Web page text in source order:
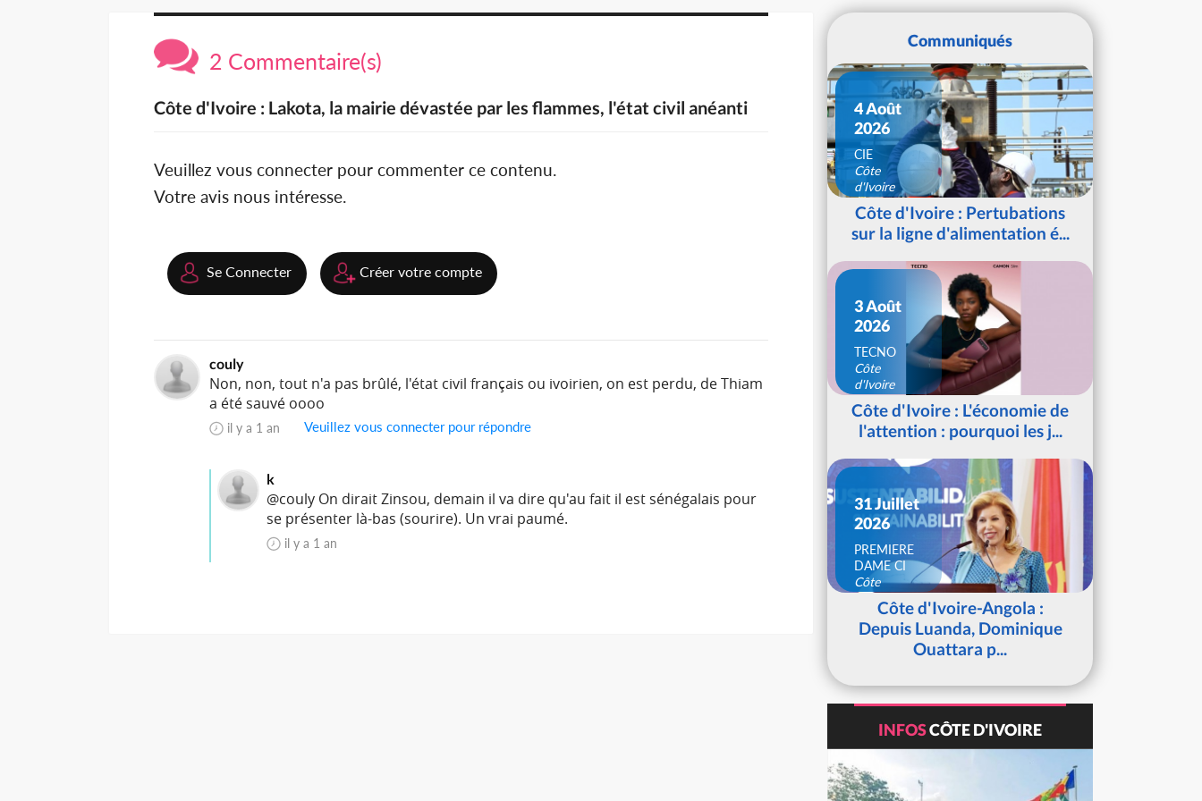
2 Commentaire(s)
Côte d'Ivoire : Lakota, la mairie dévastée par les flammes, l'état civil anéanti
Veuillez vous connecter pour commenter ce contenu.
Votre avis nous intéresse.
Se Connecter Créer votre compte
couly
Non, non, tout n'a pas brûlé, l'état civil français ou ivoirien, on est perdu, de Thiam
a été sauvé oooo
il y a 1 an Veuillez vous connecter pour répondre
k
@couly On dirait Zinsou, demain il va dire qu'au fait il est sénégalais pour
se présenter là-bas (sourire). Un vrai paumé.
il y a 1 an
Communiqués
4 Août
2026
CIE
Côte
d'Ivoire
Côte d'Ivoire : Pertubations
sur la ligne d'alimentation é...
3 Août
2026
TECNO
Côte
d'Ivoire
Côte d'Ivoire : L'économie de
l'attention : pourquoi les j...
31 Juillet
2026
PREMIERE
DAME CI
Côte
d'IvoireCôte d'Ivoire-Angola :
Depuis Luanda, Dominique
Ouattara p...
INFOSCÔTE D'IVOIRE